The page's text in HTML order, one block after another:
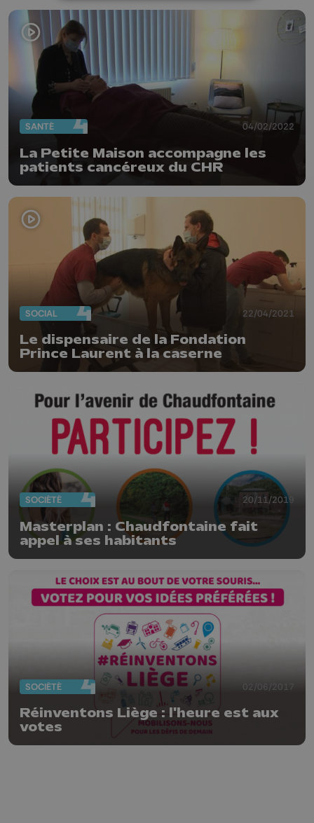
SANTÉ 04/02/2022
La Petite Maison accompagne les
patients cancéreux du CHR
SOCIAL 22/04/2021
Le dispensaire de la Fondation
Prince Laurent à la caserne
SOCIÉTÉ 20/11/2019
Masterplan : Chaudfontaine fait
appel à ses habitants
SOCIÉTÉ 02/06/2017
Réinventons Liège : l'heure est aux
votes